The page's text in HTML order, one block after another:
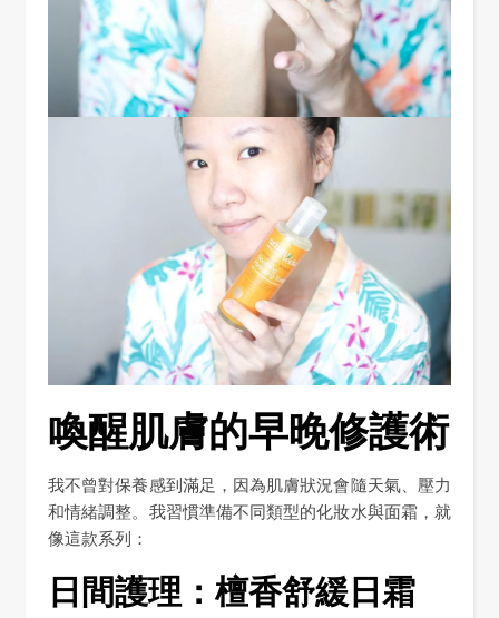
喚醒肌膚的早晚修護術
我不曾對保養感到滿足，因為肌膚狀況會隨天氣、壓力
和情緒調整。我習慣準備不同類型的化妝水與面霜，就
像這款系列：
日間護理：檀香舒緩日霜